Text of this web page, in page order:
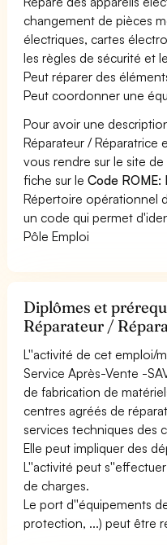
changement de pièces
électriques, cartes
les règles de sécurité et
Peut réparer des
Peut coordonner une
Pour avoir une
Réparateur /
vous rendre sur le site
fiche sur leCode ROME:
Répertoire opérationnel
un code qui permet
Pôle Emploi
Diplômes et
Réparateur /
L''activité de cet emploi/
Service Après-Vente -
de fabrication de
centres agréés de
services techniques des
Elle peut impliquer des
L''activité peut
de charges.
Le port d''équipements
protection, ...) peut être